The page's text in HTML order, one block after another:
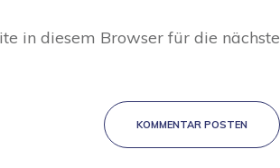
in diesem Browser für die nächste
KOMMENTAR POSTEN